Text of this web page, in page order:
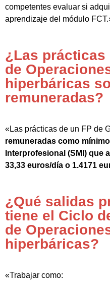
competentes evaluar si
aprendizaje del módulo
¿Las prácticas
de
hiperbáricas
remuneradas?
«Las prácticas de un FP de
remuneradas como
Interprofesional (SMI) que
33,33 euros/día o 1.4171
¿Qué salidas
tiene el Ciclo
de
hiperbáricas?
«Trabajar como: